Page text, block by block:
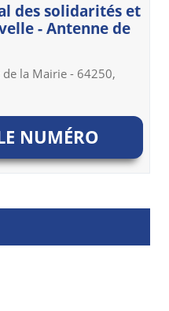
des solidarités et
- Antenne de
la Mairie - 64250,
NUMÉRO